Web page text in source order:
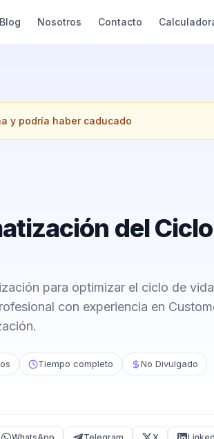
Blog Nosotros Contacto
y podría haber caducado
del
para optimizar el ciclo de
con experiencia en
Tiempo completo No Divulgado